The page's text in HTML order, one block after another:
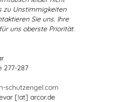
zu Unstimmigkeiten
Sie uns. Ihre
uns oberste Priorität.
277-287
schutzengel.com
[!at] arcor.de